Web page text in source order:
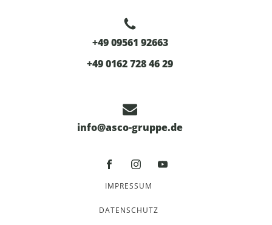
+49 09561 92663
+49 0162 728 46 29
info@asco-gruppe.de
IMPRESSUM
DATENSCHUTZ